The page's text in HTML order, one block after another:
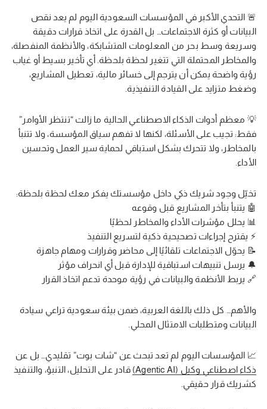
🚨 التحدي الأكبر في المؤسسات السعودية اليوم لم يعد نقص
البيانات أو كثرة الاجتماعات… بل القدرة على اتخاذ قرارات دقيقة
وسريعة وسط بحر من المعلومات المتشابكة، والأنظمة المنفصلة،
والمخاطر المحتملة التي تتغير لحظة بلحظة. أي تأخير بسيط أو غياب
رؤية واضحة يمكن أن يترجم إلى خسائر مالية، تعطيل المشاريع،
وضغط متزايد على القيادة التنفيذية.
💡 معظم أدوات الذكاء الاصطناعي الحالية ما زالت “تنتظر الأوامر”
فقط: تجيب على الأسئلة، لكنها لا تفهم سياق المؤسسة، ولا تتنبأ
بالمخاطر، ولا تتحرك بشكل استباقي لحماية سير العمل وتحسين
الأداء.
تخيّل وجود شريك ذكي داخل مؤسستك يفكر معك لحظة بلحظة:
🤖 يتنبأ بتأخر المشاريع قبل وقوعه
📊 يحلل مؤشرات الأداء والمخاطر لحظيًا
⚡ يقترح إجراءات تصحيحية ذكية لتسريع التنفيذ
📝 يحوّل الاجتماعات تلقائيًا إلى محاضر وقرارات ومهام جاهزة
🔔 يرسل تنبيهات استباقية للإدارة قبل أي انحراف مؤثر
🔗 يربط الأنظمة والبيانات في رؤية موحدة تدعم اتخاذ القرار
والأهم… كل ذلك باللغة العربية، ضمن بيئة سعودية تراعي سيادة
البيانات ومتطلبات الامتثال المحلي.
📈 المؤسسات اليوم لم تعد تبحث عن “شات بوت” تقليدي… بل عن
ذكاء اصطناعي وكيل (Agentic AI)
قادر على التحليل، التنبؤ، والتنفيذ
كشريك قرار حقيقي.